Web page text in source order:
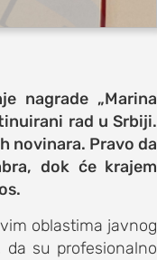
nagrade „Marina
rad u Srbiji.
novinara. Pravo da
dok će krajem
oblastima javnog
su profesionalno